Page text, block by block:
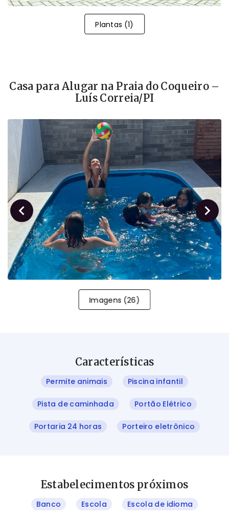
Plantas (1)
Casa para Alugar na Praia do Coqueiro –
Luís Correia/PI
Imagens(26)
Características
Permite animais Piscina infantil
Pista de caminhada Portão Elétrico
Portaria 24 horas Porteiro eletrônico
Estabelecimentos próximos
Banco Escola Escola de idioma